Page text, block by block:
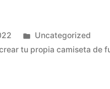
Publicado
en
Uncategorized
tu propia camiseta de